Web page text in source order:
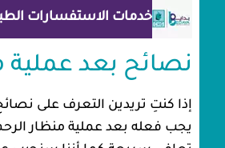
خدمات الاستفسارات
نصائح بعد عملية
إذا كنتِ تريدين التعرف على
يجب فعله بعد عملية منظار